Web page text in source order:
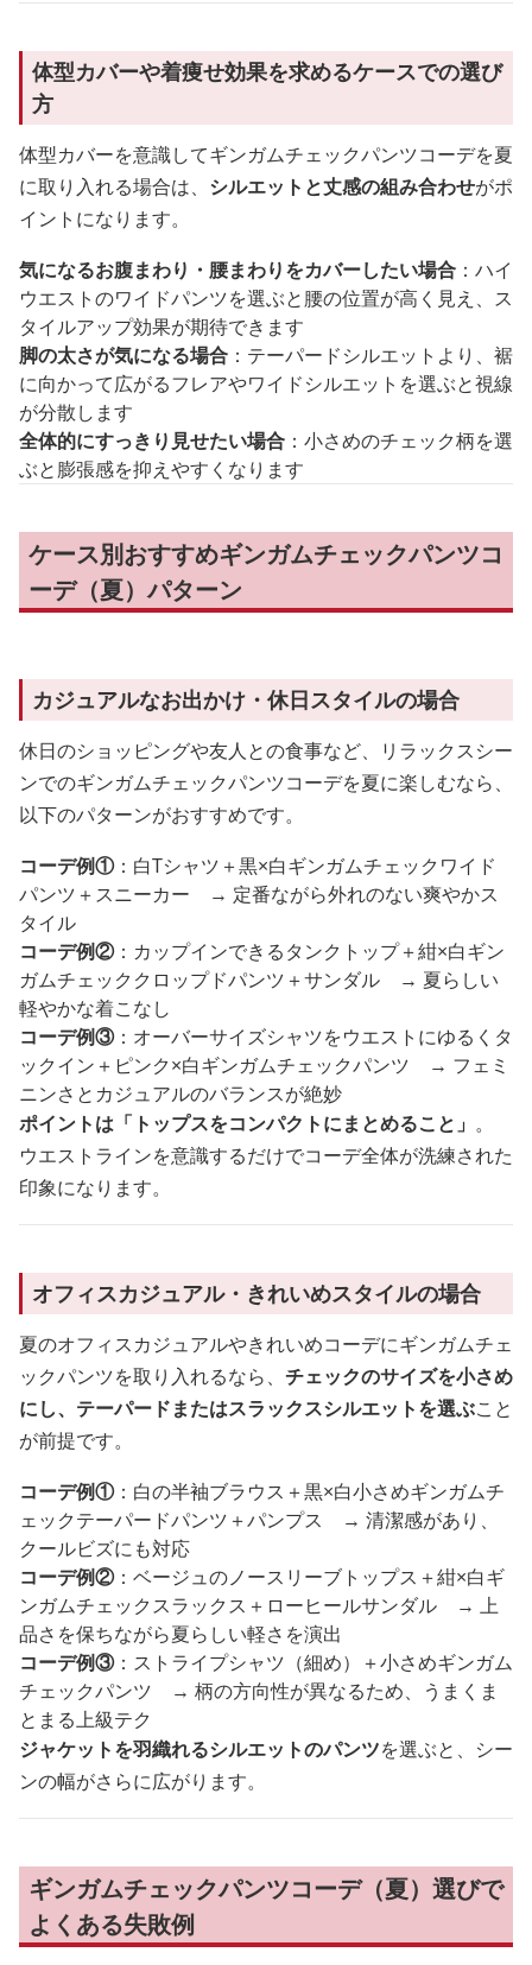
体型カバーや着痩せ効果を求めるケースでの選び
方
体型カバーを意識してギンガムチェックパンツコーデを夏
に取り入れる場合は、 シルエットと丈感の組み合わせがポ
イントになります。
気になるお腹まわり・腰まわりをカバーしたい場合 ：ハイ
ウエストのワイドパンツを選ぶと腰の位置が高く見え、ス
タイルアップ効果が期待できます
脚の太さが気になる場合 ：テーパードシルエットより、裾
に向かって広がるフレアやワイドシルエットを選ぶと視線
が分散します
全体的にすっきり見せたい場合 ：小さめのチェック柄を選
ぶと膨張感を抑えやすくなります
ケース別おすすめギンガムチェックパンツコ
ーデ（夏）パターン
カジュアルなお出かけ・休日スタイルの場合
休日のショッピングや友人との食事など、リラックスシー
ンでのギンガムチェックパンツコーデを夏に楽しむなら、
以下のパターンがおすすめです。
コーデ例①：白Tシャツ＋黒×白ギンガムチェックワイド
パンツ＋スニーカー → 定番ながら外れのない爽やかス
タイル
コーデ例②：カップインできるタンクトップ＋紺×白ギン
ガムチェッククロップドパンツ＋サンダル → 夏らしい
軽やかな着こなし
コーデ例③：オーバーサイズシャツをウエストにゆるくタ
ックイン＋ピンク×白ギンガムチェックパンツ → フェミ
ニンさとカジュアルのバランスが絶妙
ポイントは「トップスをコンパクトにまとめること」 。
ウエストラインを意識するだけでコーデ全体が洗練された
印象になります。
オフィスカジュアル・きれいめスタイルの場合
夏のオフィスカジュアルやきれいめコーデにギンガムチェ
ックパンツを取り入れるなら、 チェックのサイズを小さめ
にし、テーパードまたはスラックスシルエットを選ぶこと
が前提です。
コーデ例①：白の半袖ブラウス＋黒×白小さめギンガムチ
ェックテーパードパンツ＋パンプス → 清潔感があり、
クールビズにも対応
コーデ例②：ベージュのノースリーブトップス＋紺×白ギ
ンガムチェックスラックス＋ローヒールサンダル → 上
品さを保ちながら夏らしい軽さを演出
コーデ例③：ストライプシャツ（細め）＋小さめギンガム
チェックパンツ → 柄の方向性が異なるため、うまくま
とまる上級テク
ジャケットを羽織れるシルエットのパンツを選ぶと、シー
ンの幅がさらに広がります。
ギンガムチェックパンツコーデ（夏）選びで
よくある失敗例